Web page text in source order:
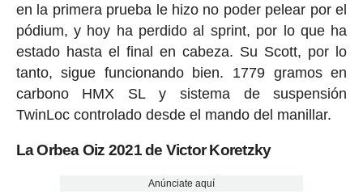
en la primera prueba le hizo no poder pelear por el
pódium, y hoy ha perdido al sprint, por lo que ha
estado hasta el final en cabeza. Su Scott, por lo
tanto, sigue funcionando bien. 1779 gramos en
carbono HMX SL y sistema de suspensión
TwinLoc controlado desde el mando del manillar.
La Orbea Oiz 2021 de Victor Koretzky
Anúnciate aquí